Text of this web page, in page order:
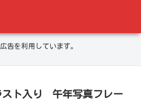
告を利用しています。
スト入り 午年写真フレー